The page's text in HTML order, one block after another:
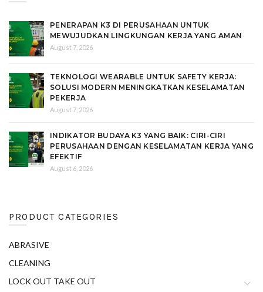
PENERAPAN K3 DI PERUSAHAAN UNTUK
MEWUJUDKAN LINGKUNGAN KERJA YANG AMAN
August 7, 2026
TEKNOLOGI WEARABLE UNTUK SAFETY KERJA:
SOLUSI MODERN MENINGKATKAN KESELAMATAN
PEKERJA
August 7, 2026
INDIKATOR BUDAYA K3 YANG BAIK: CIRI-CIRI
PERUSAHAAN DENGAN KESELAMATAN KERJA YANG
EFEKTIF
August 6, 2026
PRODUCT CATEGORIES
ABRASIVE
CLEANING
LOCK OUT TAKE OUT